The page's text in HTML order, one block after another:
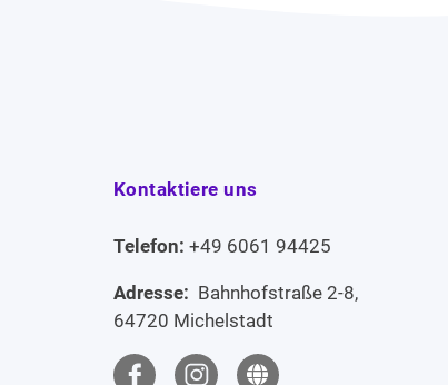
Kontaktiere uns
Telefon: +49 6061 94425
Adresse: Bahnhofstraße 2-8,
64720 Michelstadt